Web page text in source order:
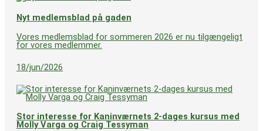
Nyt medlemsblad på gaden
Vores medlemsblad for sommeren 2026 er nu tilgængeligt
for vores medlemmer.
18/jun/2026
Stor interesse for Kaninværnets 2-dages kursus med
Molly Varga og Craig Tessyman